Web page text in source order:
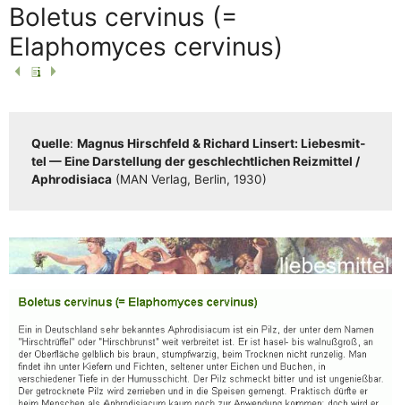
Boletus cervinus (=
Elaphomyces cervinus)
Quel­le: Magnus Hirsch­feld & Richard Lin­sert: Lie­bes­mit­
tel — Eine Dar­stel­lung der geschlecht­li­chen Reiz­mit­tel /​​
Aphro­di­sia­ca (MAN Ver­lag, Ber­lin, 1930)